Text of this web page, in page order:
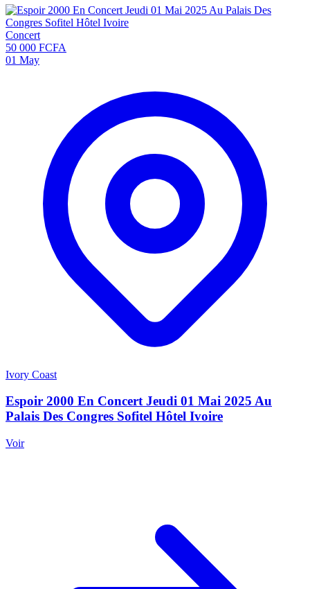
Concert
50 000 FCFA
01 May
Ivory Coast
Espoir 2000 En Concert Jeudi 01 Mai 2025 Au
Palais Des Congres Sofitel Hôtel Ivoire
Voir